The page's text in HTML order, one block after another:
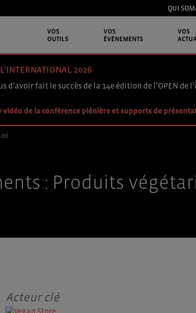
QUI
VOS
OUTILS
VOS
ÉVÉNEMENTS
VOS
2026
d’avoir fait le succès de la 14e édition de l’OPEN de
vidéo de la conférence plénière et supports de
: Produits
Acteur clé